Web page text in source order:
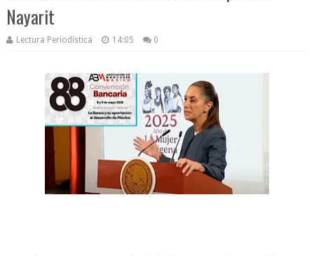
Nayarit
Lectura Periodística 14:05 0